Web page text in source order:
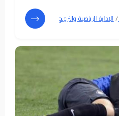
/ الإدارة الرياضية والترويح